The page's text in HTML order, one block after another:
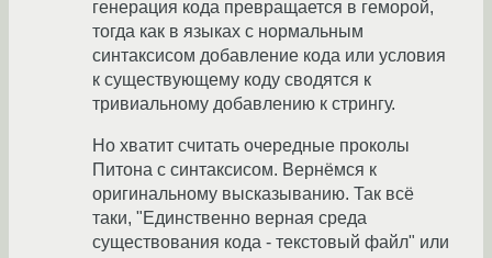
генерация кода превращается в геморой,
тогда как в языках с нормальным
синтаксисом добавление кода или условия
к существующему коду сводятся к
тривиальному добавлению к стрингу.
Но хватит считать очередные проколы
Питона с синтаксисом. Вернёмся к
оригинальному высказыванию. Так всё
таки, "Единственно верная среда
существования кода - текстовый файл" или